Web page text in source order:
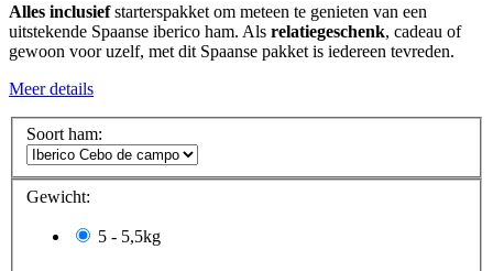
Alles inclusiefstarterspakket om meteen te genieten van een
uitstekende Spaanse iberico ham. Als relatiegeschenk, cadeau of
gewoon voor uzelf, met dit Spaanse pakket is iedereen tevreden.
Meer details
Soort ham:
Gewicht:
5 - 5,5kg